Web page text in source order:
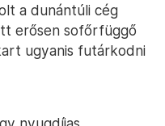
a dunántúli cég
erősen sofőrfüggő
ugyanis futárkodni